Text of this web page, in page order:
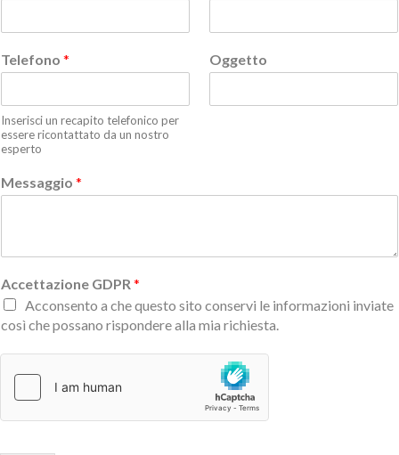
Telefono *
Inserisci un recapito telefonico per
essere ricontattato da un nostro
esperto
Oggetto
Messaggio *
Accettazione GDPR *
Acconsento a che questo sito conservi le informazioni inviate
così che possano rispondere alla mia richiesta.